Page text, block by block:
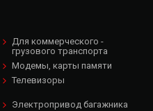
Для коммерческого -
грузового транспорта
Модемы, карты памяти
Телевизоры
Электропривод багажника